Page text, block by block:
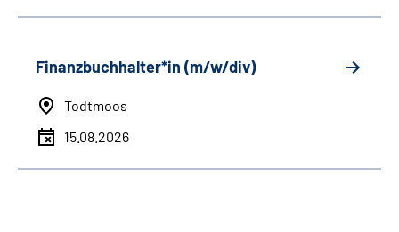
Finanzbuchhalter*in (m/w/div)
Todtmoos
15.08.2026